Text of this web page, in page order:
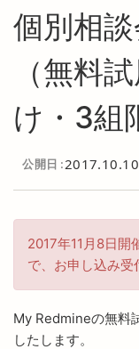
個別相
（無料
け・3組
公開日 2017.10.10
2017年11月8日開
で、お申し込み受
My Redmineの無料
したします。